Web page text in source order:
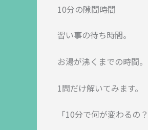
10分の隙間時間
習い事の待ち時間。
お湯が沸くまでの時間。
1問だけ解いてみます。
「10分で何が変わるの